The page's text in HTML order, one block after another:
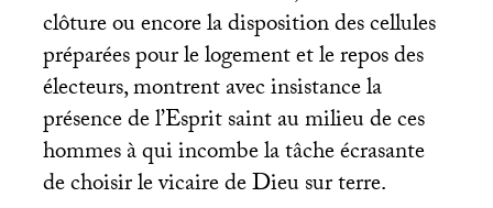
clôture ou encore la disposition des cellules
préparées pour le logement et le repos des
électeurs, montrent avec insistance la
présence de l’Esprit saint au milieu de ces
hommes à qui incombe la tâche écrasante
de choisir le vicaire de Dieu sur terre.